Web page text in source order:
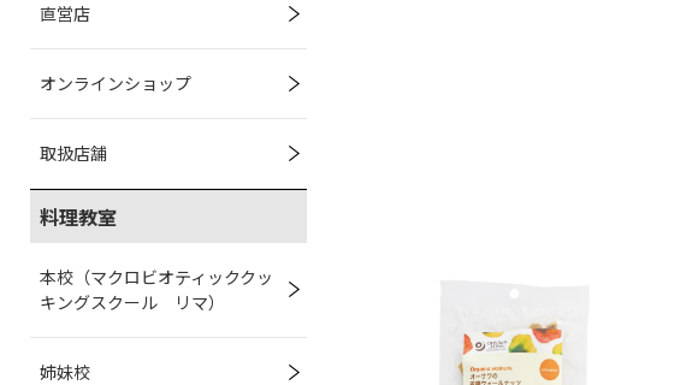
直営店
オンラインショップ
取扱店舗
料理教室
本校（マクロビオティッククッ
キングスクール リマ）
姉妹校